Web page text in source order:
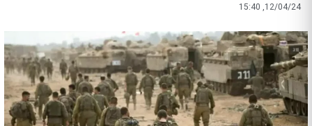
15:40 ,12/04/24